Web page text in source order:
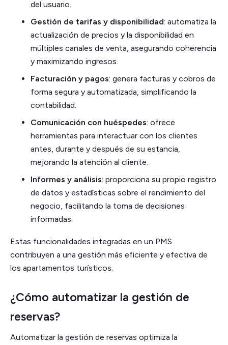
del usuario.
Gestión de tarifas y disponibilidad: automatiza la
actualización de precios y la disponibilidad en
múltiples canales de venta, asegurando coherencia
y maximizando ingresos.
Facturación y pagos: genera facturas y cobros de
forma segura y automatizada, simplificando la
contabilidad.
Comunicación con huéspedes: ofrece
herramientas para interactuar con los clientes
antes, durante y después de su estancia,
mejorando la atención al cliente.
Informes y análisis: proporciona su propio registro
de datos y estadísticas sobre el rendimiento del
negocio, facilitando la toma de decisiones
informadas.
Estas funcionalidades integradas en un PMS
contribuyen a una gestión más eficiente y efectiva de
los apartamentos turísticos.
¿Cómo automatizar la gestión de
reservas?
Automatizar la gestión de reservas optimiza la